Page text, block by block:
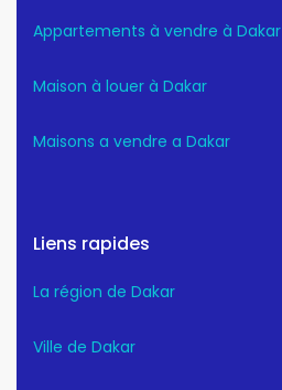
Appartements à vendre à Dakar
Maison à louer à Dakar
Maisons a vendre a Dakar
Liens rapides
La région de Dakar
Ville de Dakar